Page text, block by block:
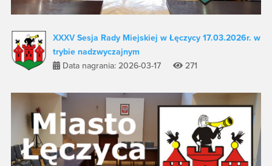
XXXV Sesja Rady Miejskiej w Łęczycy 17.03.2026r. w
trybie nadzwyczajnym
Data nagrania: 2026-03-17
271